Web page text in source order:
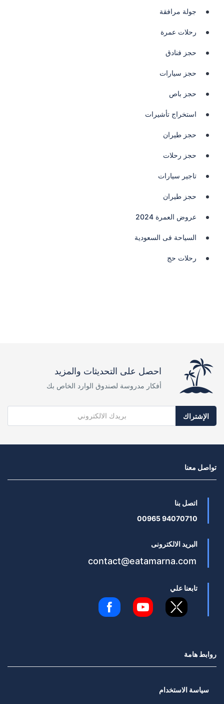
جولة مرافقة
رحلات عمرة
حجز فنادق
حجز سيارات
حجز باص
استخراج تأشيرات
حجز طيران
حجز رحلات
تاجير سيارات
حجز طيران
عروض العمرة 2024
السياحة فى السعودية
رحلات حج
احصل على التحديثات والمزيد
أفكار مدروسة لصندوق الوارد الخاص بك
الإشتراك
تواصل معنا
اتصل بنا
94070710 00965
البريد الالكترونى
contact@eatamarna.com
تابعنا علي
روابط هامة
سياسة الاستخدام